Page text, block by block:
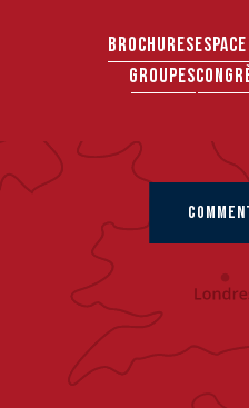
BROCHURESESPACE
GROUPES